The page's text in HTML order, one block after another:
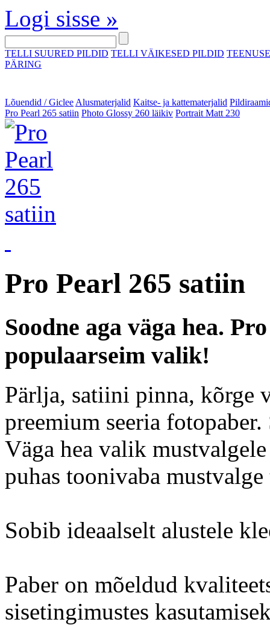
Logi sisse »
TELLI SUURED PILDID TELLI VÄIKESED PILDID
PÄRING
Lõuendid / Giclee Alusmaterjalid Kaitse- ja kattematerjalid
Pro Pearl 265 satiin Photo Glossy 260 läikiv Portrait Matt 230
Pro Pearl 265 satiin
Soodne aga väga hea.
populaarseim valik!
Pärlja, satiini pinna, kõrge
preemium seeria
Väga hea valik
puhas toonivaba
Sobib ideaalselt alustele
Paber on mõeldud
sisetingimustes